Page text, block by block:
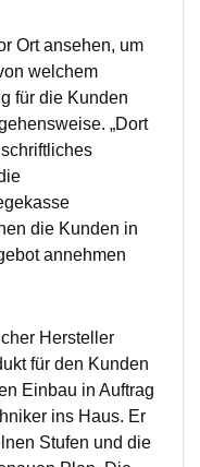
Ort ansehen, um
welchem
für die Kunden
„Dort
die Kunden in
annehmen
Hersteller
für den Kunden
Einbau in Auftrag
ins Haus. Er
Stufen und die